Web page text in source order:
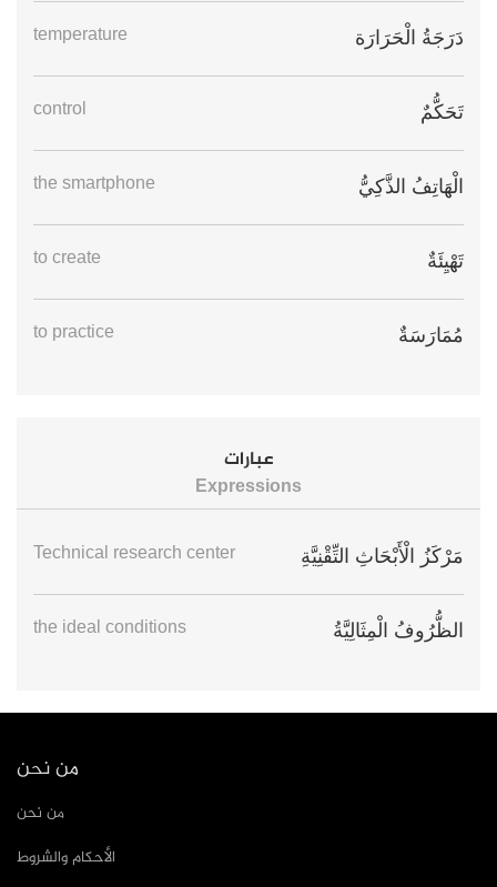
دَرَجَةُ الْحَرَارَة temperature
تَحَكُّمٌ control
الْهَاتِفُ الذَّكِيُّ the smartphone
تَهْيِئَةٌ to create
مُمَارَسَةٌ to practice
عبارات
Expressions
مَرْكَزُ الْأَبْحَاثِ التِّقْنِيَّةِ Technical research center
الظُّرُوفُ الْمِثَالِيَّةُ the ideal conditions
من نحن
من نحن
الأحكام والشروط